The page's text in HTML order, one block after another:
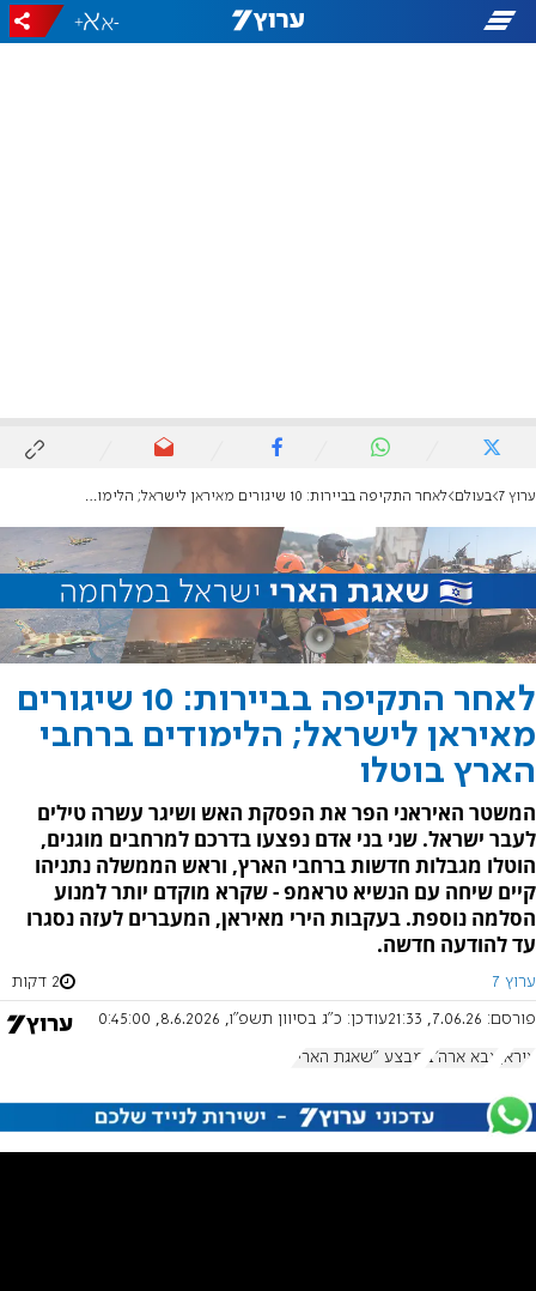
-
+
ערוץ 7 בעולם לאחר התקיפה בביירות: 10 שיגורים מאיראן לישראל; הלימודים ברחבי הארץ בוטלו
לאחר התקיפה בביירות: 10 שיגורים
מאיראן לישראל; הלימודים ברחבי
הארץ בוטלו
המשטר האיראני הפר את הפסקת האש ושיגר עשרה טילים
לעבר ישראל. שני בני אדם נפצעו בדרכם למרחבים מוגנים,
הוטלו מגבלות חדשות ברחבי הארץ, וראש הממשלה נתניהו
קיים שיחה עם הנשיא טראמפ - שקרא מוקדם יותר למנוע
הסלמה נוספת. בעקבות הירי מאיראן, המעברים לעזה נסגרו
עד להודעה חדשה.
ערוץ 7 2 דקות
פורסם: 7.06.26, 21:33 עודכן: כ"ג בסיוון תשפ"ו, 8.6.2026, 0:45:00
איראן צבא ארה"ב מבצע "שאגת הארי"